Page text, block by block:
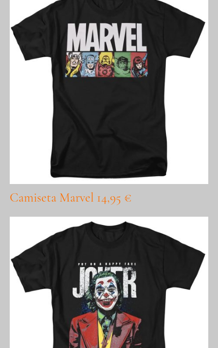
Camiseta Marvel 14,95 €